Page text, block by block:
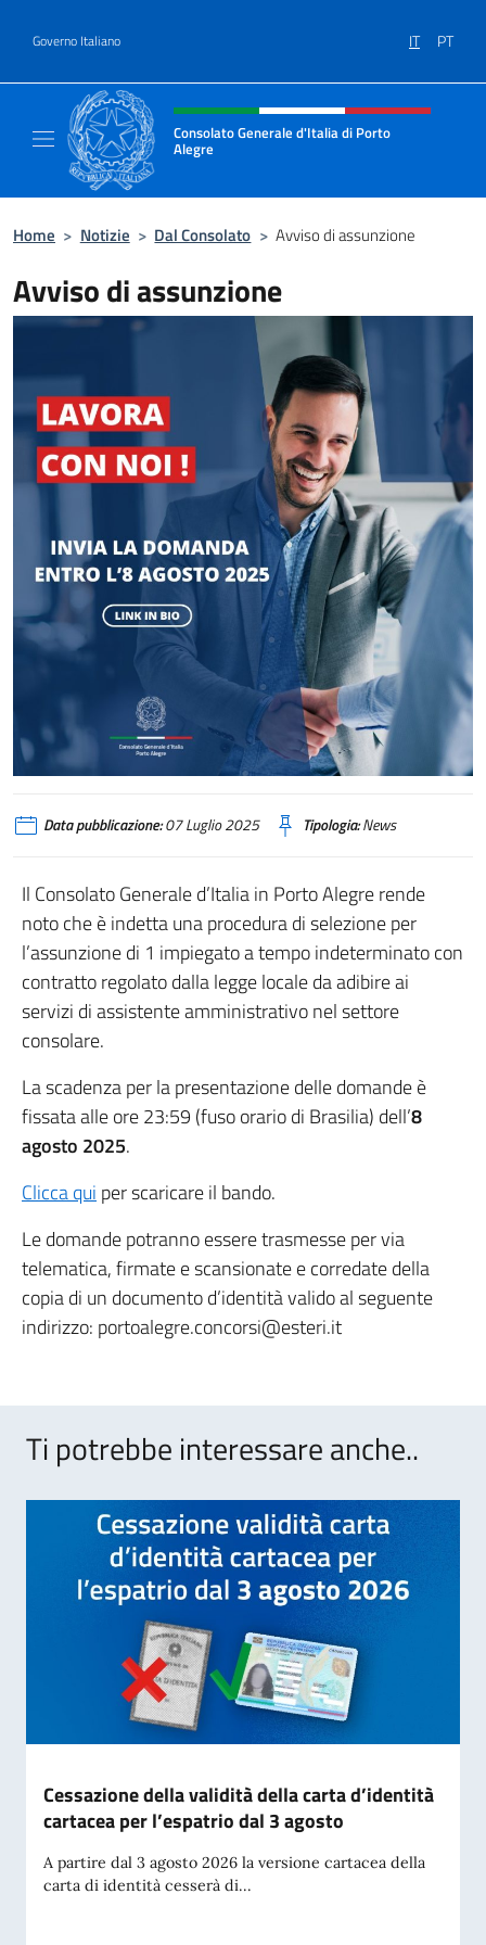
Governo Italiano IT PT
Intestazione sito, social e menù
Consolato Generale d'Italia di Porto
Alegre
Home > Notizie > Dal Consolato > Avviso di assunzione
Avviso di assunzione
Data pubblicazione:07 Luglio 2025 Tipologia:News
Il Consolato Generale d’Italia in Porto Alegre rende
noto che è indetta una procedura di selezione per
l’assunzione di 1 impiegato a tempo indeterminato con
contratto regolato dalla legge locale da adibire ai
servizi di assistente amministrativo nel settore
consolare.
La scadenza per la presentazione delle domande è
fissata alle ore 23:59 (fuso orario di Brasilia) dell’8
agosto 2025.
Clicca qui per scaricare il bando.
Le domande potranno essere trasmesse per via
telematica, firmate e scansionate e corredate della
copia di un documento d’identità valido al seguente
indirizzo: portoalegre.concorsi@esteri.it
Ti potrebbe interessare anche..
Cessazione della validità della carta d’identità
cartacea per l’espatrio dal 3 agosto
A partire dal 3 agosto 2026 la versione cartacea della
carta di identità cesserà di...